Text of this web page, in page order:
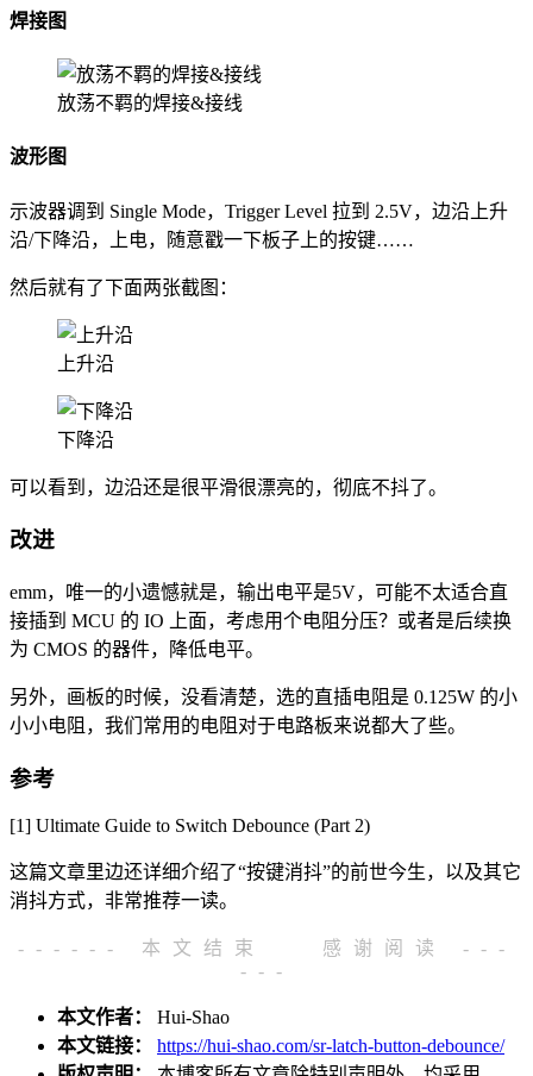
焊接图
放荡不羁的焊接&接线
波形图
示波器调到 Single Mode，Trigger Level 拉到 2.5V，边沿上升
沿/下降沿，上电，随意戳一下板子上的按键……
然后就有了下面两张截图：
上升沿
下降沿
可以看到，边沿还是很平滑很漂亮的，彻底不抖了。
改进
emm，唯一的小遗憾就是，输出电平是5V，可能不太适合直
接插到 MCU 的 IO 上面，考虑用个电阻分压？或者是后续换
为 CMOS 的器件，降低电平。
另外，画板的时候，没看清楚，选的直插电阻是 0.125W 的小
小小电阻，我们常用的电阻对于电路板来说都大了些。
参考
[1] Ultimate Guide to Switch Debounce (Part 2)
这篇文章里边还详细介绍了“按键消抖”的前世今生，以及其它
消抖方式，非常推荐一读。
------ 本文结束
感谢阅读 ---
---
本文作者： Hui-Shao
本文链接：
https://hui-shao.com/sr-latch-button-debounce/